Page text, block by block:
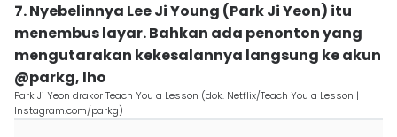
7. Nyebelinnya Lee Ji Young (Park Ji Yeon) itu
menembus layar. Bahkan ada penonton yang
mengutarakan kekesalannya langsung ke akun
@parkg, lho
Park Ji Yeon drakor Teach You a Lesson (dok. Netflix/Teach You a Lesson |
Instagram.com/parkg)